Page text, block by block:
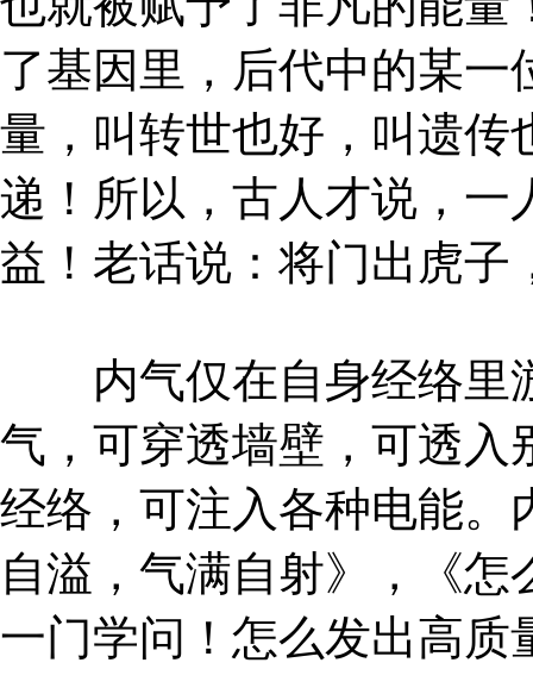
了基因里，后代中的某
量，叫转世也好，叫遗传
递！所以，古人才说，一
益！老话说：将门出虎子
内气仅在自身经络里
气，可穿透墙壁，可透入
经络，可注入各种电能。
自溢，气满自射》，《
一门学问！怎么发出高质